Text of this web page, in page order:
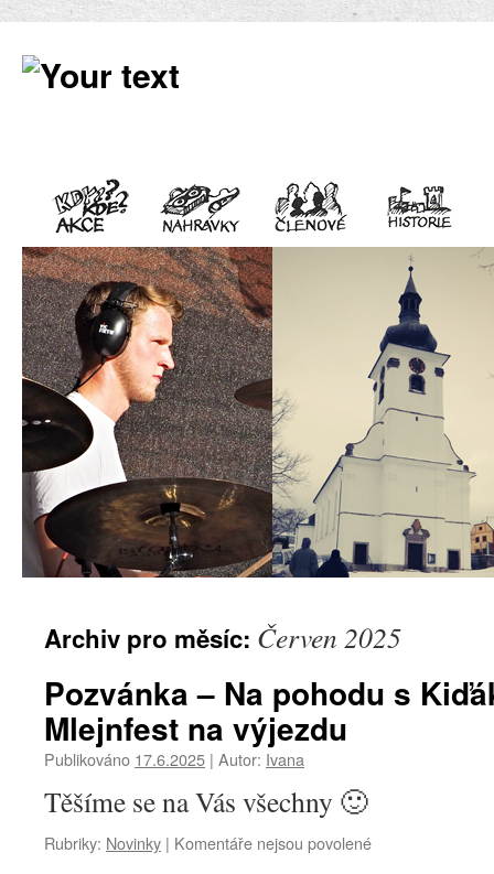
Archiv pro měsíc: Červen 2025
Pozvánka – Na pohodu s
Mlejnfest na výjezdu
Publikováno 17.6.2025 | Autor: Ivana
Těšíme se na Vás všechny 🙂
Rubriky: Novinky | Komentáře nejsou povolené